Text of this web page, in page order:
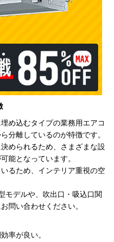
め込むタイプの業務用エアコ
分離しているのが特徴です。
められるため、さまざまな設
能となっています。
るため、インテリア重視の空
モデルや、吹出口・吸込口関
問い合わせください。
率が良い。